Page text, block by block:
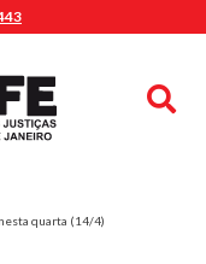
quarta (14/4)